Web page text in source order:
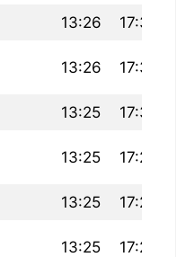
13:26 17:32
13:26 17:31
13:25 17:30
13:25 17:29
13:25 17:28
13:25 17:27